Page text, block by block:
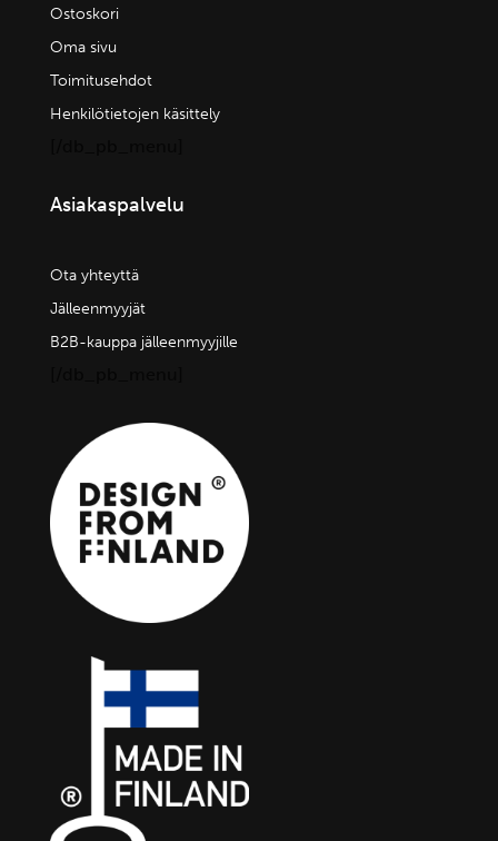
Ostoskori
Oma sivu
Toimitusehdot
Henkilötietojen käsittely
Asiakaspalvelu
Ota yhteyttä
Jälleenmyyjät
B2B-kauppa jälleenmyyjille